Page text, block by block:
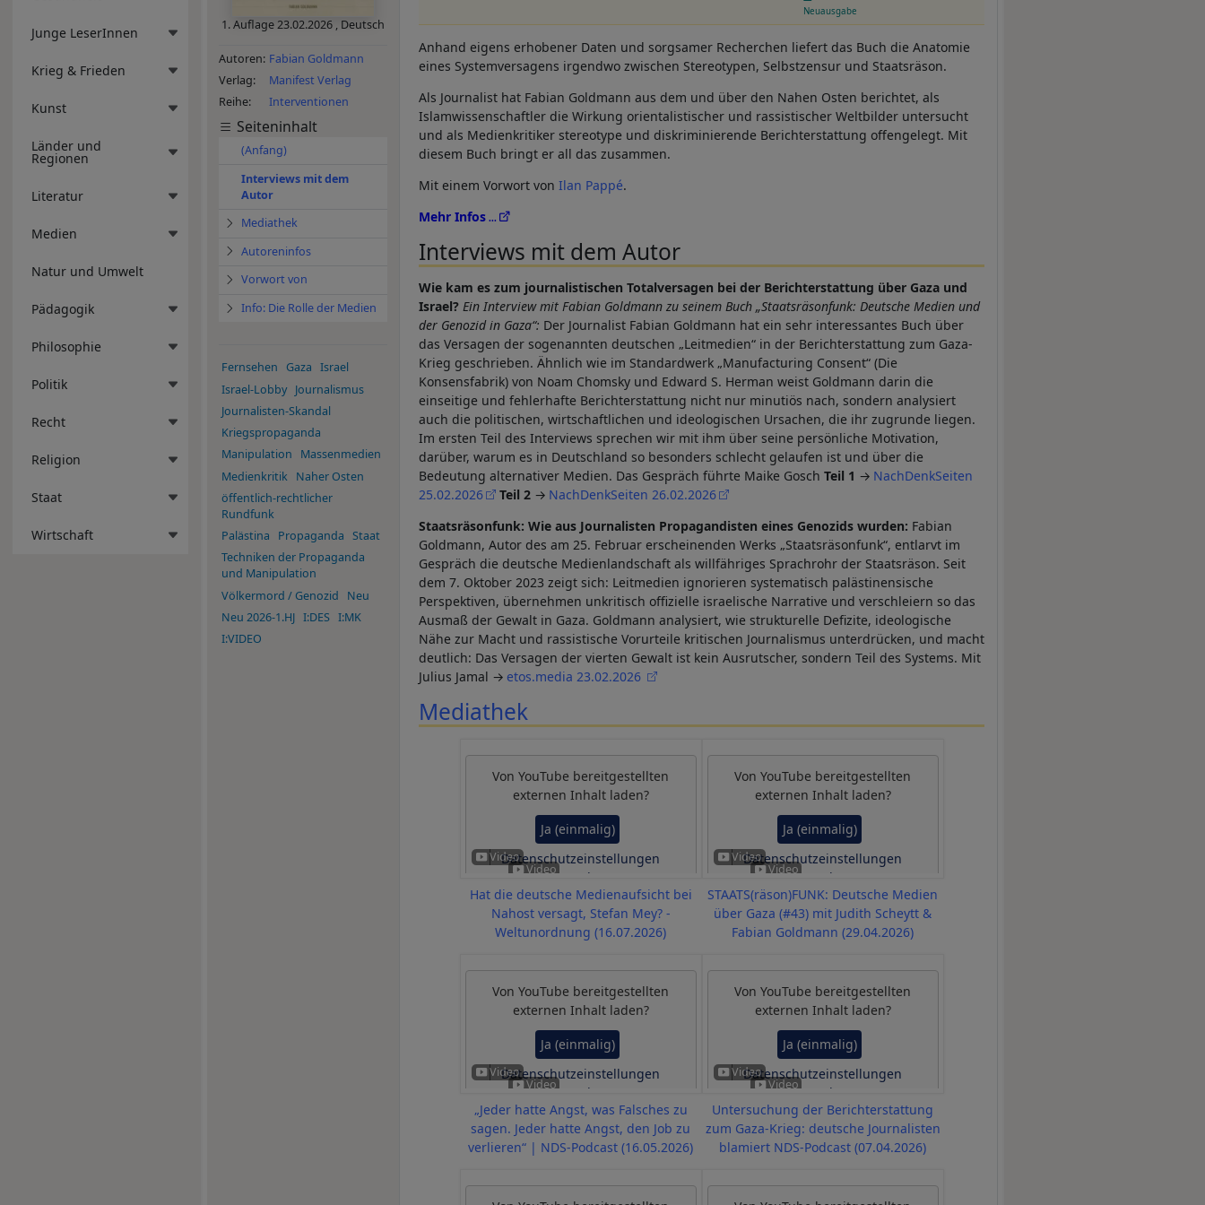
Junge LeserInnen
Krieg & Frieden
Kunst
Länder und
Regionen
Literatur
Medien
Natur und Umwelt
Pädagogik
Philosophie
Politik
Recht
Religion
Staat
Wirtschaft
1. Auflage23.02.2026 , Deutsch
Autoren Fabian Goldmann
Verlag
Manifest Verlag
Reihe
Interventionen
Seiteninhalt
(Anfang)
Interviews mit dem
Autor
Mediathek
Autoreninfos
Vorwort von
Info: Die Rolle der Medien
Fernsehen Gaza
Israel
Israel-Lobby
Journalismus
Journalisten-Skandal
Kriegspropaganda
Manipulation
Massenmedien
Medienkritik
Naher Osten
öffentlich-rechtlicher
Rundfunk
Palästina
Propaganda
Staat
Techniken der Propaganda
und Manipulation
Völkermord / Genozid
Neu
Neu 2026-1.HJ I:DES I:MK
I:VIDEO
Neuausgabe
Anhand eigens erhobener Daten und sorgsamer Recherchen liefert das Buch die Anatomie
eines Systemversagens irgendwo zwischen Stereotypen, Selbstzensur und Staatsräson.
Als Journalist hat Fabian Goldmann aus dem und über den Nahen Osten berichtet, als
Islamwissenschaftler die Wirkung orientalistischer und rassistischer Weltbilder untersucht
und als Medienkritiker stereotype und diskriminierende Berichterstattung offengelegt. Mit
diesem Buch bringt er all das zusammen.
Mit einem Vorwort von Ilan Pappé.
Mehr Infos
Interviews mit dem Autor
Wie kam es zum journalistischen Totalversagen bei der Berichterstattung über Gaza und
Israel? Ein Interview mit Fabian Goldmann zu seinem Buch „Staatsräsonfunk: Deutsche Medien und
der Genozid in Gaza“: Der Journalist Fabian Goldmann hat ein sehr interessantes Buch über
das Versagen der sogenannten deutschen „Leitmedien“ in der Berichterstattung zum Gaza-
Krieg geschrieben. Ähnlich wie im Standardwerk „Manufacturing Consent“ (Die
Konsensfabrik) von Noam Chomsky und Edward S. Herman weist Goldmann darin die
einseitige und fehlerhafte Berichterstattung nicht nur minutiös nach, sondern analysiert
auch die politischen, wirtschaftlichen und ideologischen Ursachen, die ihr zugrunde liegen.
Im ersten Teil des Interviews sprechen wir mit ihm über seine persönliche Motivation,
darüber, warum es in Deutschland so besonders schlecht gelaufen ist und über die
Bedeutung alternativer Medien. Das Gespräch führte Maike Gosch Teil 1
NachDenkSeiten
25.02.2026
Teil 2
NachDenkSeiten 26.02.2026
Staatsräsonfunk: Wie aus Journalisten Propagandisten eines Genozids wurden: Fabian
Goldmann, Autor des am 25. Februar erscheinenden Werks „Staatsräsonfunk“, entlarvt im
Gespräch die deutsche Medienlandschaft als willfähriges Sprachrohr der Staatsräson. Seit
dem 7. Oktober 2023 zeigt sich: Leitmedien ignorieren systematisch palästinensische
Perspektiven, übernehmen unkritisch offizielle israelische Narrative und verschleiern so das
Ausmaß der Gewalt in Gaza. Goldmann analysiert, wie strukturelle Defizite, ideologische
Nähe zur Macht und rassistische Vorurteile kritischen Journalismus unterdrücken, und macht
deutlich: Das Versagen der vierten Gewalt ist kein Ausrutscher, sondern Teil des Systems. Mit
Julius Jamal
etos.media 23.02.2026
Mediathek
Von YouTube bereitgestellten
externen Inhalt laden?
Ja (einmalig)
Datenschutzeinstellungen
verwalten
Hat die deutsche Medienaufsicht bei
Nahost versagt, Stefan Mey? -
Weltunordnung (16.07.2026)
Von YouTube bereitgestellten
externen Inhalt laden?
Ja (einmalig)
Datenschutzeinstellungen
verwalten
STAATS(räson)FUNK: Deutsche Medien
über Gaza (#43) mit Judith Scheytt &
Fabian Goldmann (29.04.2026)
Von YouTube bereitgestellten
externen Inhalt laden?
Ja (einmalig)
Datenschutzeinstellungen
verwalten
„Jeder hatte Angst, was Falsches zu
sagen. Jeder hatte Angst, den Job zu
verlieren“ | NDS-Podcast (16.05.2026)
Von YouTube bereitgestellten
externen Inhalt laden?
Ja (einmalig)
Datenschutzeinstellungen
verwalten
Untersuchung der Berichterstattung
zum Gaza-Krieg: deutsche Journalisten
blamiert NDS-Podcast (07.04.2026)